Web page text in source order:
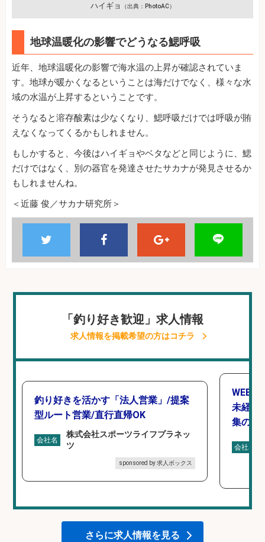
ハイギョ （出典：PhotoAC）
地球温暖化の影響でどうなる鰓呼吸
近年、地球温暖化の影響で海水温の上昇が確認されていま
す。地球が暖かくなるということは海だけでなく、様々な水
域の水温が上昇するということです。
そうなると溶存酸素は少なくなり、鰓呼吸だけでは呼吸が賄
えなくなってくるかもしれません。
もしかすると、今後はハイギョやベタなどと同じように、鰓
だけではなく、別の器官を発達させたサカナが発見させるか
もしれませんね。
＜近藤 俊／サカナ研究所＞
「釣り好き歓迎」求人情報
求人情報を掲載希望の方はコチラ
釣り好きを活かす「法人営業」/提案
型ルート営業/直行直帰OK
会社名
株式会社スポーツライフプラネッ
ツ
sponsored by 求人ボックス
WEBデ
未経験
集のお
会社名
さらに求人情報を見る